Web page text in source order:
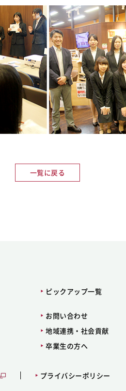
一覧に戻る
ピックアップ一覧
お問い合わせ
地域連携・社会貢献
卒業生の方へ
プライバシーポリシー